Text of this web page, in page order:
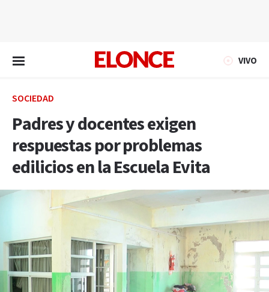
VIVO
SOCIEDAD
Padres y docentes exigen
respuestas por problemas
edilicios en la Escuela Evita